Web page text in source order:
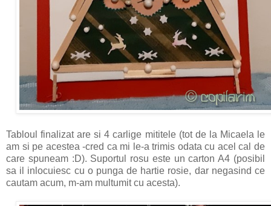
Tabloul finalizat are si 4 carlige mititele (tot de la Micaela le
am si pe acestea -cred ca mi le-a trimis odata cu acel cal de
care spuneam :D). Suportul rosu este un carton A4 (posibil
sa il inlocuiesc cu o punga de hartie rosie, dar negasind ce
cautam acum, m-am multumit cu acesta).